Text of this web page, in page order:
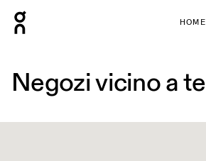
HOME
Negozi vicino a te